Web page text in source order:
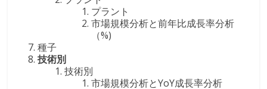
プラント
市場規模分析と前年比成長率分析
（%)
種子
技術別
技術別
市場規模分析とYoY成長率分析